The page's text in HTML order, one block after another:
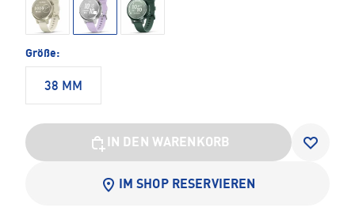
Größe:
38 MM
IN DEN WARENKORB
IM SHOP RESERVIEREN